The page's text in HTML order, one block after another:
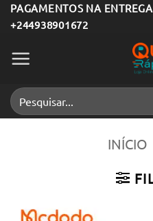
Skip
to
content
PAGAMENTOS NA
+244938901672
Pesquisar
por:
INÍCIO